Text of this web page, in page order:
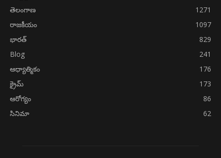
తెలంగాణ
1271
రాజకీయం
1097
భారత్
829
Blog
241
ఆధ్యాత్మికం
176
క్రైమ్
173
ఆరోగ్యం
86
సినిమా
62